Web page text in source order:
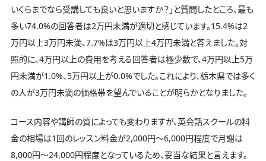
いくらまでなら受講しても良いと思いますか？」と質問したところ、最も
多い74.0%の回答者は2万円未満が適切と感じています。15.4%は2
万円以上3万円未満、7.7%は3万円以上4万円未満と答えました。対
照的に、4万円以上の費用を考える回答者は極少数で、4万円以上5万
円未満が1.0%、5万円以上が0.0%でした。これにより、栃木県では多く
の人が3万円未満の価格帯を望んでいることが明らかとなりました。
コース内容や講師の質によっても変わりますが、英会話スクールの料
金の相場は1回のレッスン料金が2,000円〜6,000円程度で月謝は
8,000円〜24,000円程度となっているため、妥当な結果と言えます。